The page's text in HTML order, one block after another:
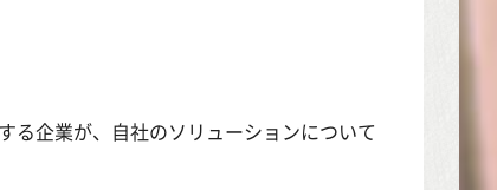
る企業が、自社のソリューションについて